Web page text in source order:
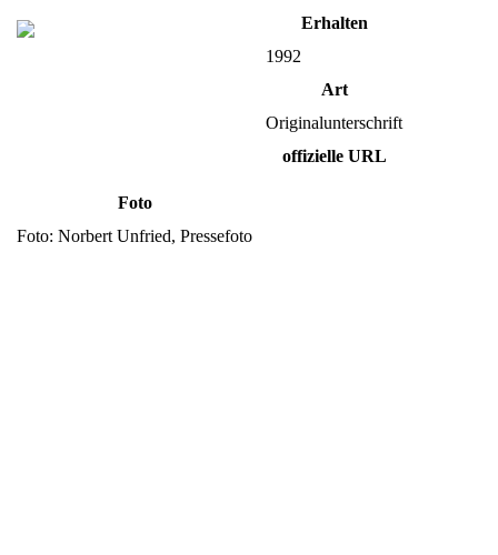
Erhalten
1992
Art
Originalunterschrift
offizielle URL
Foto
Foto: Norbert Unfried, Pressefoto